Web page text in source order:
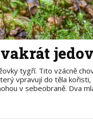
tygří. Tito vzácně
vpravují do těla kořisti,
v sebeobraně. Dva